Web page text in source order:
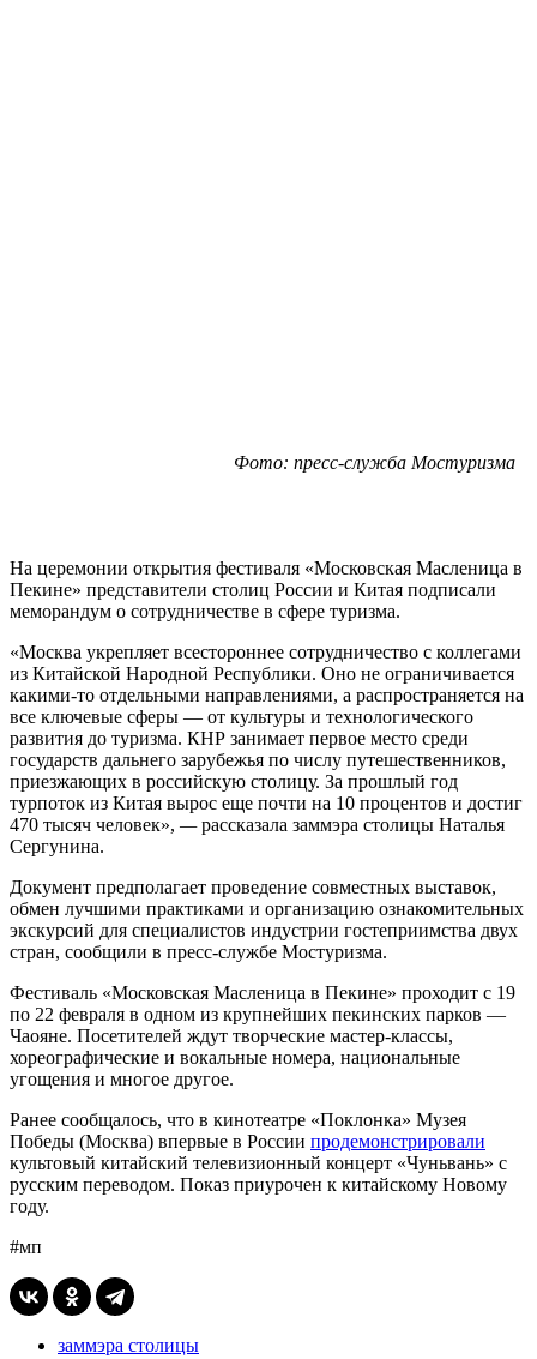
Фото: пресс-служба Мостуризма
На церемонии открытия фестиваля «Московская Масленица в
Пекине» представители столиц России и Китая подписали
меморандум о сотрудничестве в сфере туризма.
«Москва укрепляет всестороннее сотрудничество с коллегами
из Китайской Народной Республики. Оно не ограничивается
какими-то отдельными направлениями, а распространяется на
все ключевые сферы — от культуры и технологического
развития до туризма. КНР занимает первое место среди
государств дальнего зарубежья по числу путешественников,
приезжающих в российскую столицу. За прошлый год
турпоток из Китая вырос еще почти на 10 процентов и достиг
470 тысяч человек», —рассказала заммэра столицы Наталья
Сергунина.
Документ предполагает проведение совместных выставок,
обмен лучшими практиками и организацию ознакомительных
экскурсий для специалистов индустрии гостеприимства двух
стран, сообщили в пресс-службе Мостуризма.
Фестиваль «Московская Масленица в Пекине» проходит с 19
по 22 февраля в одном из крупнейших пекинских парков —
Чаояне. Посетителей ждут творческие мастер-классы,
хореографические и вокальные номера, национальные
угощения и многое другое.
Ранее сообщалось, что в кинотеатре «Поклонка» Музея
Победы (Москва) впервые в России продемонстрировали
культовый китайский телевизионный концерт «Чуньвань» с
русским переводом. Показ приурочен к китайскому Новому
году.
#мп
заммэра столицы